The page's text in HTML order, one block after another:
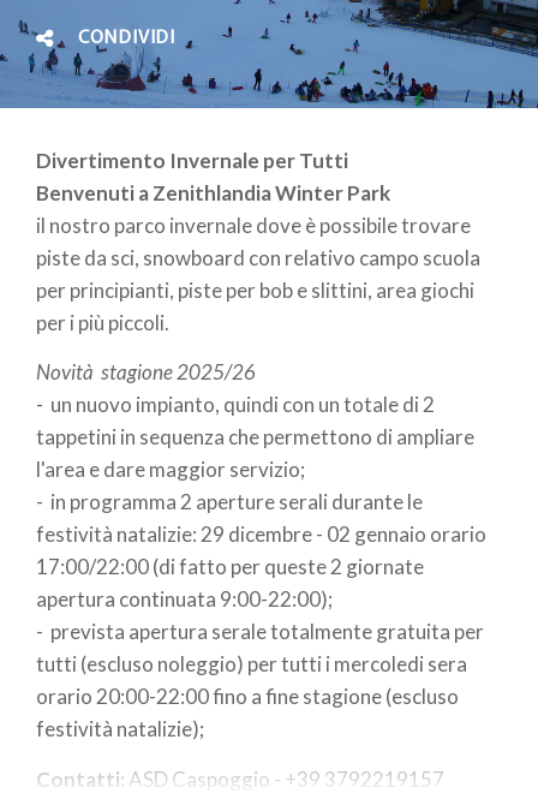
CONDIVIDI
Divertimento Invernale per Tutti
Benvenuti a Zenithlandia Winter Park
il nostro parco invernale dove è possibile trovare
piste da sci, snowboard con relativo campo scuola
per principianti, piste per bob e slittini, area giochi
per i più piccoli.
Novità stagione 2025/26
- un nuovo impianto, quindi con un totale di 2
tappetini in sequenza che permettono di ampliare
l'area e dare maggior servizio;
- in programma 2 aperture serali durante le
festività natalizie: 29 dicembre - 02 gennaio orario
17:00/22:00 (di fatto per queste 2 giornate
apertura continuata 9:00-22:00);
- prevista apertura serale totalmente gratuita per
tutti (escluso noleggio) per tutti i mercoledi sera
orario 20:00-22:00 fino a fine stagione (escluso
festività natalizie);
Contatti: ASD Caspoggio - +39 3792219157